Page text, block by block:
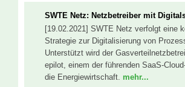
SWTE Netz: Netzbetreiber mit
[19.02.2021] SWTE Netz verfolgt eine
Strategie zur Digitalisierung von
Unterstützt wird der
epilot, einem der führenden SaaS-
die Energiewirtschaft. mehr...